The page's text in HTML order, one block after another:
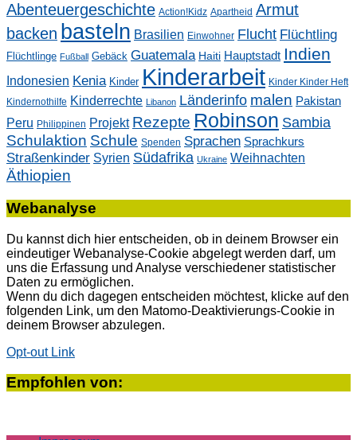
Abenteuergeschichte Action!Kidz Apartheid Armut
backen basteln Brasilien Einwohner Flucht Flüchtling
Flüchtlinge Fußball Gebäck Guatemala Haiti Hauptstadt Indien
Indonesien Kenia Kinder Kinderarbeit Kinder Kinder Heft
Kindernothilfe Kinderrechte Libanon Länderinfo malen Pakistan
Peru Philippinen Projekt Rezepte Robinson Sambia
Schulaktion Schule Spenden Sprachen Sprachkurs
Straßenkinder Syrien Südafrika Ukraine Weihnachten
Äthiopien
Webanalyse
Du kannst dich hier entscheiden, ob in deinem Browser ein
eindeutiger Webanalyse-Cookie abgelegt werden darf, um
uns die Erfassung und Analyse verschiedener statistischer
Daten zu ermöglichen.
Wenn du dich dagegen entscheiden möchtest, klicke auf den
folgenden Link, um den Matomo-Deaktivierungs-Cookie in
deinem Browser abzulegen.
Opt-out Link
Empfohlen von: